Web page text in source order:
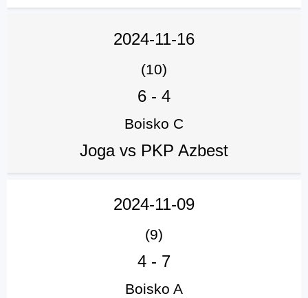
2024-11-16
(10)
6 - 4
Boisko C
Joga vs PKP Azbest
2024-11-09
(9)
4 - 7
Boisko A